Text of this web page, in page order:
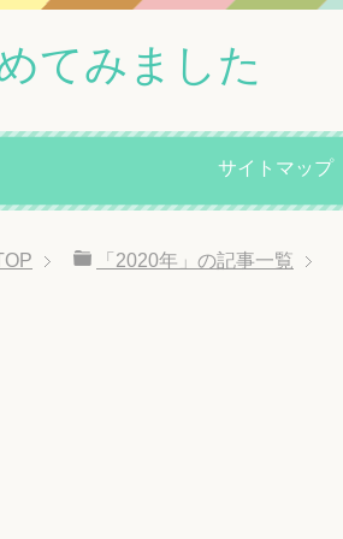
てみました
サイトマップ
「2020年」の記事一覧